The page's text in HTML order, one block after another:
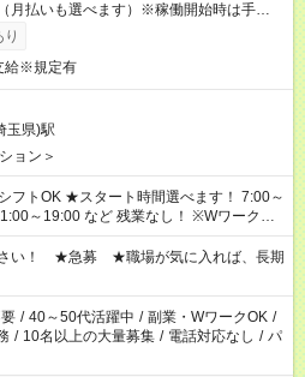
月払いも選べます）※稼働開始時は手続き
なります。
給※規定有
玉県)駅
ョン＞
選べます！ 7:00～
など 残業なし！ ※Wワークの
わせ週40時間超の就業はご案内できませ
20時間以上勤務は社会保険への加入対象
遣法（日雇い派遣の原則禁止）により、
はご案内が難しい場合があります
さい！ ★急募 ★職場が気に入れば、長期
/ 40～50代活躍中 / 副業・WワークOK /
/ 10名以上の大量募集 / 電話対応なし / パ